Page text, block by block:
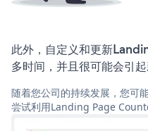
此外，自定义和更新
多时间，并且很可能会引起
随着您公司的持续发展，您可
尝试利用Landing Page